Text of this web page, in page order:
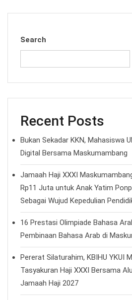
Search
Recent Posts
Bukan Sekadar KKN, Mahasiswa
Digital Bersama Maskumambang
Jamaah Haji XXXI
Rp11 Juta untuk Anak Yatim
Sebagai Wujud Kepedulian
16 Prestasi Olimpiade Bahasa
Pembinaan Bahasa Arab di
Pererat Silaturahim, KBIHU YKUI
Tasyakuran Haji XXXI Bersama
Jamaah Haji 2027